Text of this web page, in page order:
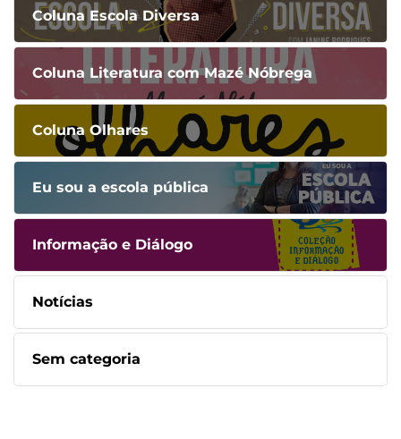
Coluna Escola Diversa
Coluna Literatura com Mazé Nóbrega
Coluna Olhares
Eu sou a escola pública
Informação e Diálogo
Notícias
Sem categoria